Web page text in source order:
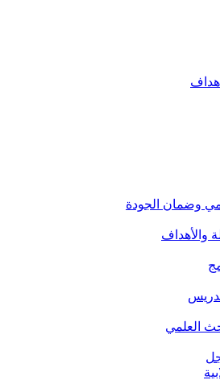
وضمان الجودة
والأهداف
العلمي